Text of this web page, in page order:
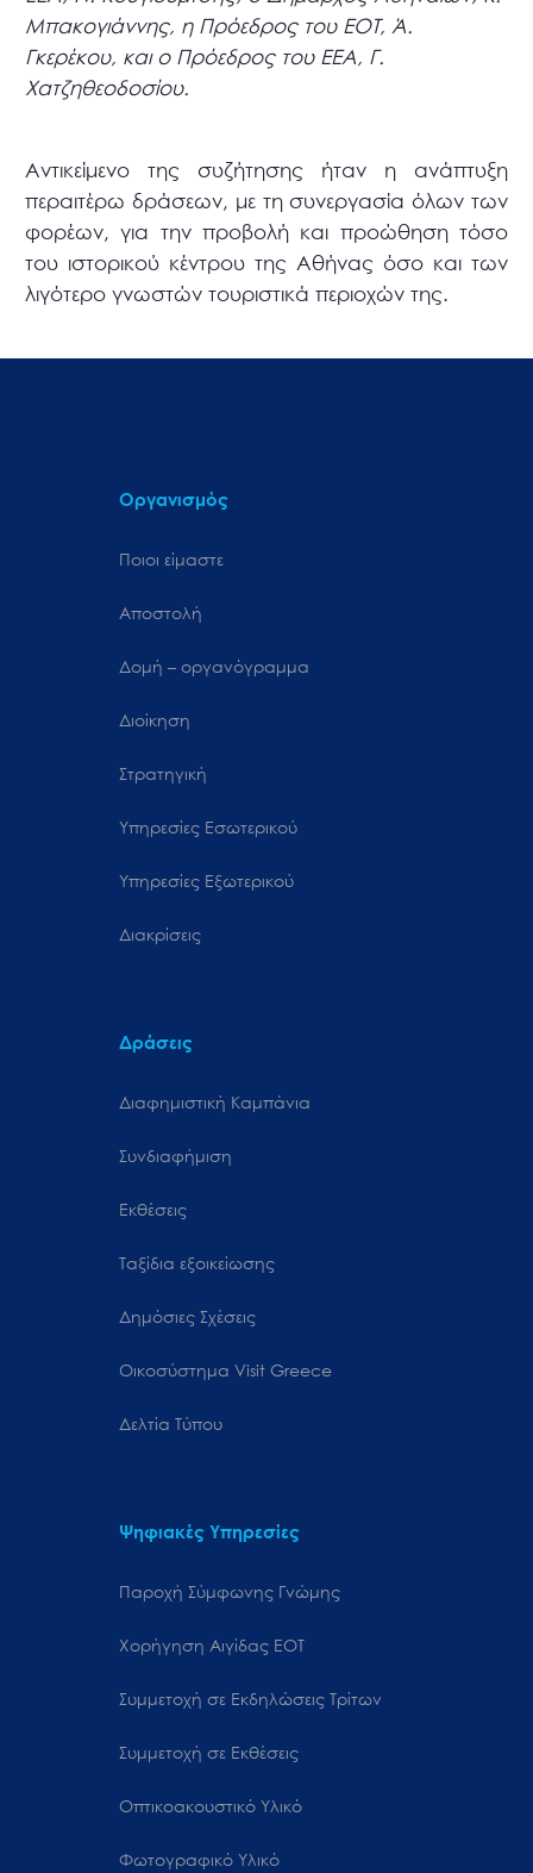
Μπακογιάννης, η Πρόεδρος του ΕΟΤ, Ά.
Γκερέκου, και ο Πρόεδρος του ΕΕΑ, Γ.
Χατζηθεοδοσίου.
Αντικείμενο της συζήτησης ήταν η ανάπτυξη
περαιτέρω δράσεων, με τη συνεργασία όλων των
φορέων, για την προβολή και προώθηση τόσο
του ιστορικού κέντρου της Αθήνας όσο και των
λιγότερο γνωστών τουριστικά περιοχών της.
Οργανισμός
Ποιοι είμαστε
Αποστολή
Δομή – οργανόγραμμα
Διοίκηση
Στρατηγική
Υπηρεσίες Εσωτερικού
Υπηρεσίες Εξωτερικού
Διακρίσεις
Δράσεις
Διαφημιστική Καμπάνια
Συνδιαφήμιση
Εκθέσεις
Ταξίδια εξοικείωσης
Δημόσιες Σχέσεις
Oικοσύστημα Visit Greece
Δελτία Τύπου
Ψηφιακές Υπηρεσίες
Παροχή Σύμφωνης Γνώμης
Χορήγηση Αιγίδας ΕΟΤ
Συμμετοχή σε Εκδηλώσεις Τρίτων
Συμμετοχή σε Εκθέσεις
Οπτικοακουστικό Υλικό
Φωτογραφικό Υλικό